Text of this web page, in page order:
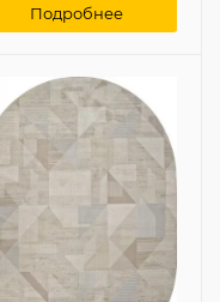
Подробнее